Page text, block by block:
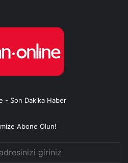
- Son Dakika Haber
Abone Olun!